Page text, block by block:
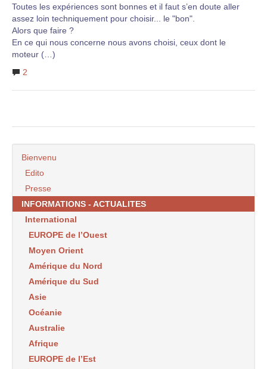
Toutes les expériences sont bonnes et il faut s’en doute aller
assez loin techniquement pour choisir... le "bon".
Alors que faire ?
En ce qui nous concerne nous avons choisi, ceux dont le
moteur (…)
2
Bienvenu
Edito
Presse
INFORMATIONS - ACTUALITES
International
EUROPE de l’Ouest
Moyen Orient
Amérique du Nord
Amérique du Sud
Asie
Océanie
Australie
Afrique
EUROPE de l’Est